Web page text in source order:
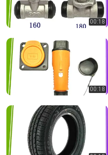
00:18
00:18